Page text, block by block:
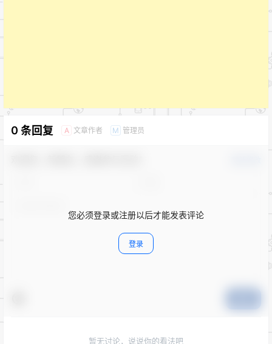
0 条回复 A 文章作者 M 管理员
您必须登录或注册以后才能发表评论
登录
暂无讨论，说说你的看法吧